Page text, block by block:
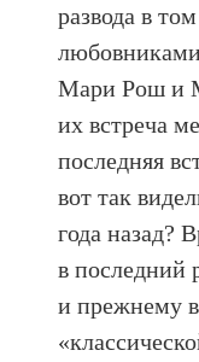
развода в
Мари Рош и
их встреча
последняя
вот так
года назад?
в последний
и прежнему